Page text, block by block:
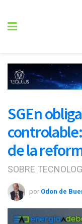
SGEn
de la
SOBRE
por Odon de